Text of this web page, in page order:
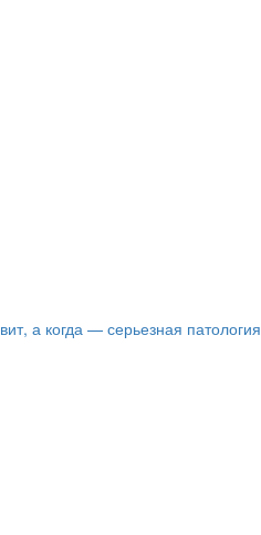
а когда — серьезная патология